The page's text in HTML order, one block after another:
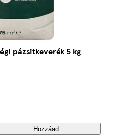
pázsitkeverék 5 kg
Hozzáad